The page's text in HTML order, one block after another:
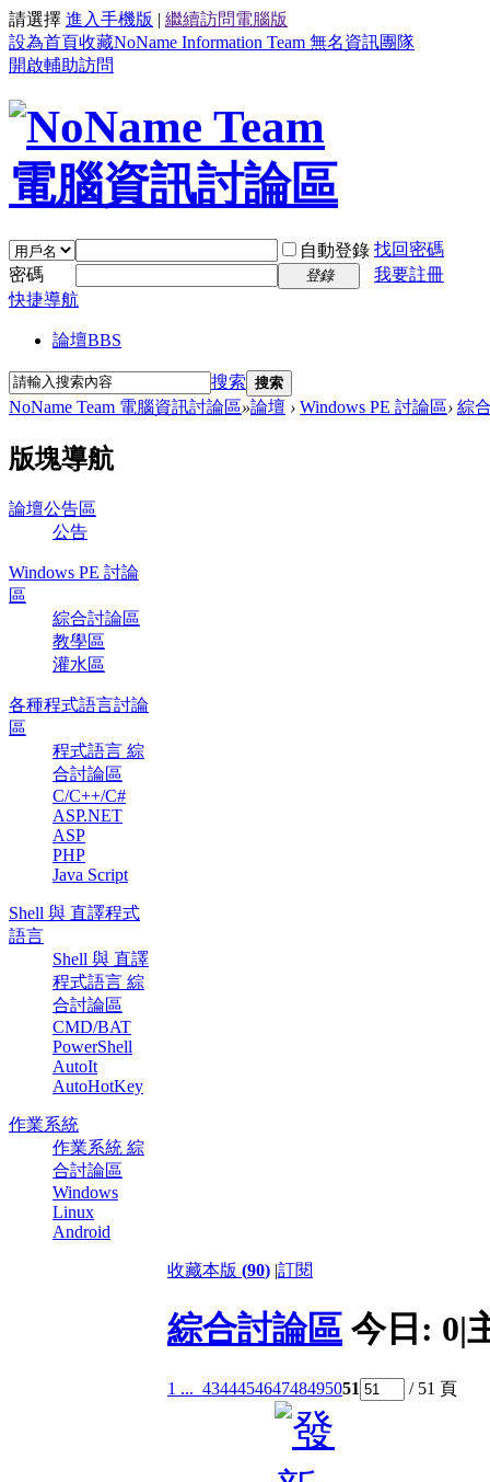
請選擇 進入手機版 | 繼續訪問電腦版
設為首頁收藏NoName Information Team 無名資訊團隊
開啟輔助訪問
自動登錄 找回密碼
密碼
登錄
我要註冊
快捷導航
論壇BBS
搜索 搜索
NoName Team 電腦資訊討論區»論壇 › Windows PE 討論區› 綜
版塊導航
論壇公告區
公告
Windows PE 討論
區
綜合討論區
教學區
灌水區
各種程式語言討論
區
程式語言 綜
合討論區
C/C++/C#
ASP.NET
ASP
PHP
Java Script
Shell 與 直譯程式
語言
Shell 與 直譯
程式語言 綜
合討論區
CMD/BAT
PowerShell
AutoIt
AutoHotKey
作業系統
作業系統 綜
合討論區
Windows
Linux
Android
收藏本版 (90) |訂閱
綜合討論區 今日: 0|
1 ... 434445464748495051 / 51 頁